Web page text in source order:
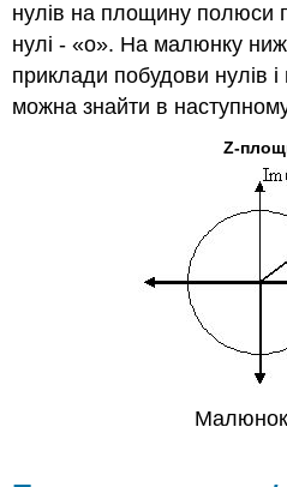
нулів на площину полюси
нулі - «o». На малюнку
приклади побудови нулів
можна знайти в наступному
Z-
Малюнок